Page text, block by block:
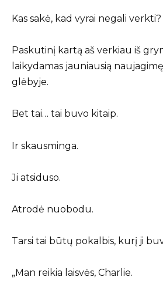
Kas sakė, kad vyrai negali verkti?
Paskutinį kartą aš verkiau iš
laikydamas jauniausią
glėbyje.
Bet tai… tai buvo kitaip.
Ir skausminga.
Ji atsiduso.
Atrodė nuobodu.
Tarsi tai būtų pokalbis, kurį ji
„Man reikia laisvės, Charlie.